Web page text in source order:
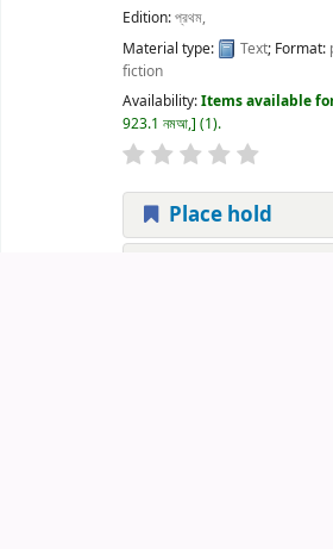
Edition:প্রথম,
Material type:
Text; Format:
fiction
Availability:Items available
923.1 নমআ, (1).
Place hold